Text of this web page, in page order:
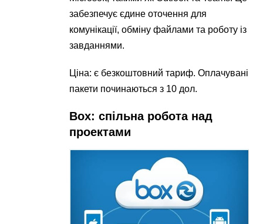
забезпечує єдине оточення для
комунікації, обміну файлами та роботу із
завданнями.
Ціна: є безкоштовний тариф. Оплачувані
пакети починаються з 10 дол.
Box: спільна робота над
проектами